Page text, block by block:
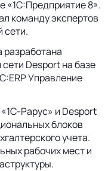
«1С:Предприятие 8».
команду экспертов
сети.
разработана
Desport на базе
Управление
и Desport
блоков
учета.
рабочих мест и